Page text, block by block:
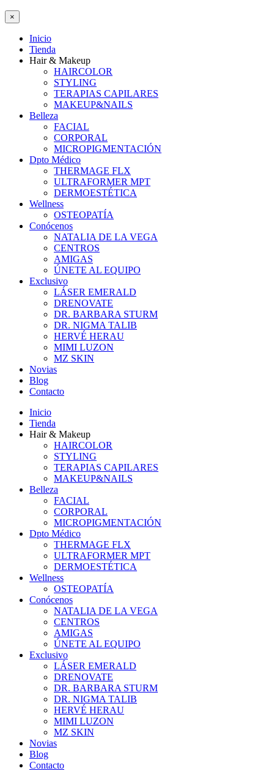
×
Inicio
Tienda
Hair & Makeup
HAIRCOLOR
STYLING
TERAPIAS CAPILARES
MAKEUP&NAILS
Belleza
FACIAL
CORPORAL
MICROPIGMENTACIÓN
Dpto Médico
THERMAGE FLX
ULTRAFORMER MPT
DERMOESTÉTICA
Wellness
OSTEOPATÍA
Conócenos
NATALIA DE LA VEGA
CENTROS
AMIGAS
ÚNETE AL EQUIPO
Exclusivo
LÁSER EMERALD
DRENOVATE
DR. BARBARA STURM
DR. NIGMA TALIB
HERVÉ HERAU
MIMI LUZON
MZ SKIN
Novias
Blog
Contacto
Inicio
Tienda
Hair & Makeup
HAIRCOLOR
STYLING
TERAPIAS CAPILARES
MAKEUP&NAILS
Belleza
FACIAL
CORPORAL
MICROPIGMENTACIÓN
Dpto Médico
THERMAGE FLX
ULTRAFORMER MPT
DERMOESTÉTICA
Wellness
OSTEOPATÍA
Conócenos
NATALIA DE LA VEGA
CENTROS
AMIGAS
ÚNETE AL EQUIPO
Exclusivo
LÁSER EMERALD
DRENOVATE
DR. BARBARA STURM
DR. NIGMA TALIB
HERVÉ HERAU
MIMI LUZON
MZ SKIN
Novias
Blog
Contacto